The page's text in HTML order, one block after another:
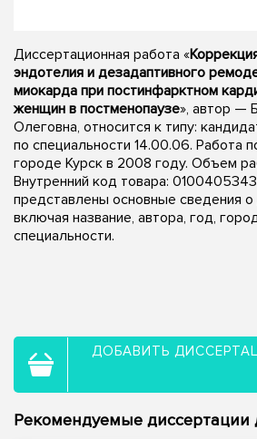
Диссертационная работа «
эндотелия и дезадаптивного
миокарда при постинфарктном
женщин в постменопаузе», автор —
Олеговна, относится к типу:
по специальности 14.00.06. Работа
городе Курск в 2008 году. Объем
Внутренний код товара:
представлены основные сведения о
включая название, автора, год,
специальности.
ДОБАВИТЬ
Рекомендуемые диссертации